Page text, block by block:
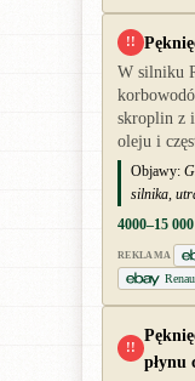
!!
W silniku
skroplin z
oleju i
Objawy:
silnika,
4000–15 000
REKLAMA
!!
płynu